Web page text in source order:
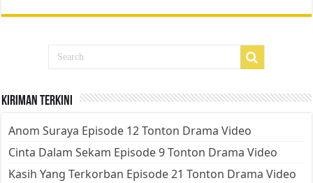
Kiriman Terkini
Anom Suraya Episode 12 Tonton Drama Video
Cinta Dalam Sekam Episode 9 Tonton Drama Video
Kasih Yang Terkorban Episode 21 Tonton Drama Video